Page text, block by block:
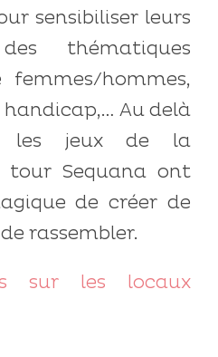
sensibiliser leurs
thématiques
femmes/hommes,
handicap,… Au delà
les jeux de la
tour Sequana ont
de créer de
rassembler.
sur les locaux